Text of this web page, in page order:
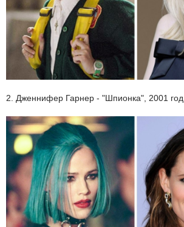
2. Дженнифер Гарнер - "Шпионка", 2001 год